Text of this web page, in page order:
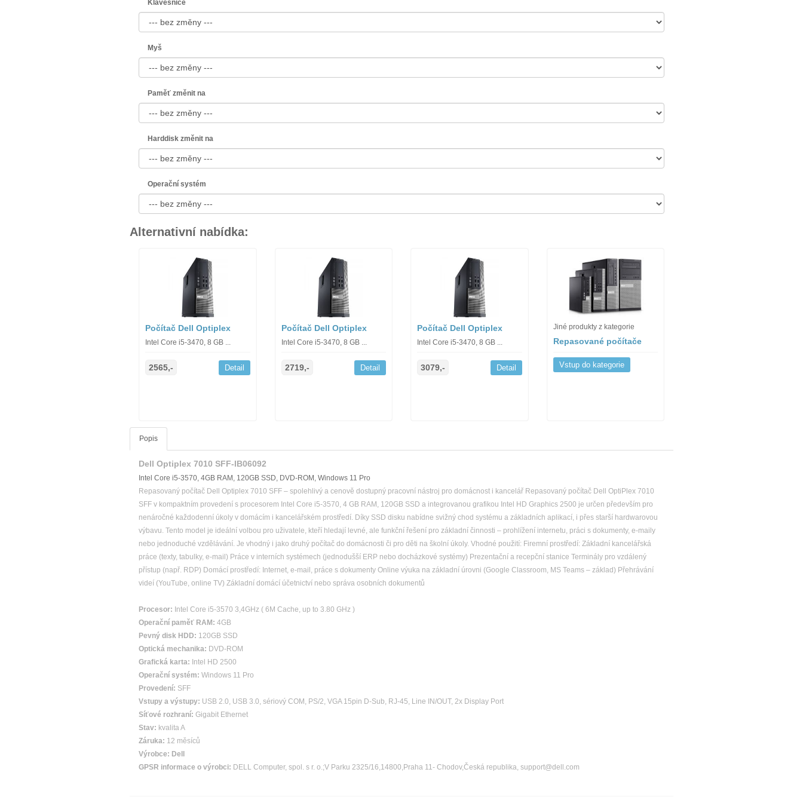
Klávesnice
Myš
Paměť změnit na
Harddisk změnit na
Operační systém
Alternativní nabídka:
Počítač Dell Optiplex
Intel Core i5-3470, 8 GB ...
2565,- Detail
Počítač Dell Optiplex
Intel Core i5-3470, 8 GB ...
2719,- Detail
Počítač Dell Optiplex
Intel Core i5-3470, 8 GB ...
3079,- Detail
Jiné produkty z kategorie
Repasované počítače
Vstup do kategorie
Popis
Dell Optiplex 7010 SFF-IB06092
Intel Core i5-3570, 4GB RAM, 120GB SSD, DVD-ROM, Windows 11 Pro
Repasovaný počítač Dell Optiplex 7010 SFF – spolehlivý a cenově dostupný pracovní nástroj pro domácnost i kancelář Repasovaný počítač Dell OptiPlex 7010
SFF v kompaktním provedení s procesorem Intel Core i5-3570, 4 GB RAM, 120GB SSD a integrovanou grafikou Intel HD Graphics 2500 je určen především pro
nenáročné každodenní úkoly v domácím i kancelářském prostředí. Díky SSD disku nabídne svižný chod systému a základních aplikací, i přes starší hardwarovou
výbavu. Tento model je ideální volbou pro uživatele, kteří hledají levné, ale funkční řešení pro základní činnosti – prohlížení internetu, práci s dokumenty, e-maily
nebo jednoduché vzdělávání. Je vhodný i jako druhý počítač do domácnosti či pro děti na školní úkoly. Vhodné použití: Firemní prostředí: Základní kancelářská
práce (texty, tabulky, e-mail) Práce v interních systémech (jednodušší ERP nebo docházkové systémy) Prezentační a recepční stanice Terminály pro vzdálený
přístup (např. RDP) Domácí prostředí: Internet, e-mail, práce s dokumenty Online výuka na základní úrovni (Google Classroom, MS Teams – základ) Přehrávání
videí (YouTube, online TV) Základní domácí účetnictví nebo správa osobních dokumentů
Procesor: Intel Core i5-3570 3,4GHz ( 6M Cache, up to 3.80 GHz )
Operační paměť RAM: 4GB
Pevný disk HDD: 120GB SSD
Optická mechanika: DVD-ROM
Grafická karta: Intel HD 2500
Operační systém: Windows 11 Pro
Provedení: SFF
Vstupy a výstupy: USB 2.0, USB 3.0, sériový COM, PS/2, VGA 15pin D-Sub, RJ-45, Line IN/OUT, 2x Display Port
Síťové rozhraní: Gigabit Ethernet
Stav: kvalita A
Záruka: 12 měsíců
Výrobce: Dell
GPSR informace o výrobci: DELL Computer, spol. s r. o.;V Parku 2325/16,14800,Praha 11- Chodov,Česká republika, support@dell.com